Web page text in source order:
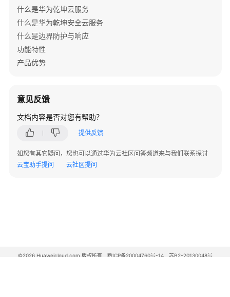
须
知
务
首
绍
络
屏
介
什么是华为乾坤云服务
什么是华为乾坤安全云服务
什么是边界防护与响应
功能特性
产品优势
意见反馈
文档内容是否对您有帮助？
提供反馈
如您有其它疑问，您也可以通过华为云社区问答频道来与我们联系探讨
云宝助手提问
云社区提问
©2026 Huaweicloud.com 版权所有 黔ICP备20004760号-14
苏B2-20130048号